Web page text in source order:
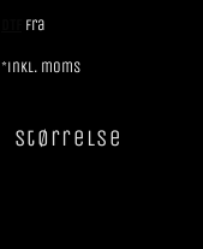
Fra
*inkl. moms
Størrelse